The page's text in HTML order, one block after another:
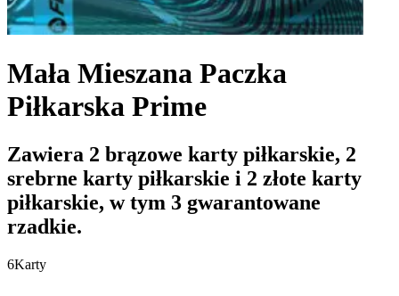
Mała Mieszana Paczka
Piłkarska Prime
Zawiera 2 brązowe karty piłkarskie, 2
srebrne karty piłkarskie i 2 złote karty
piłkarskie, w tym 3 gwarantowane
rzadkie.
6Karty